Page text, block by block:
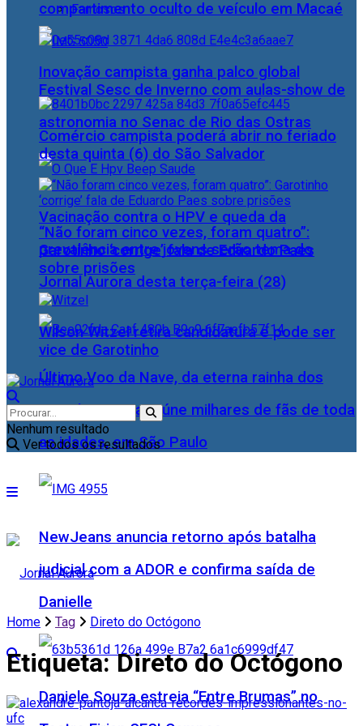
Famosos
Festival Sesc de Inverno com aulas-show de
astronomia no Senac de Rio das Ostras
Vacinação contra o HPV e queda da
prevalência entre jovens serão tema do
Jornal Aurora desta terça-feira (28)
Último Voo da Nave, da eterna rainha dos
Baixinhos, Xuxa reúne milhares de fãs de toda
as idades, em São Paulo
NewJeans anuncia retorno após batalha
judicial com a ADOR e confirma saída de
Danielle
Daniele Souza estreia “Entre Brumas” no
compartimento oculto de veículo em Macaé
Inovação campista ganha palco global
Comércio campista poderá abrir no feriado
desta quinta (6) do São Salvador
“Não foram cinco vezes, foram quatro”:
Garotinho ‘corrige’ fala de Eduardo Paes
sobre prisões
Wilson Witzel retira candidatura e pode ser
vice de Garotinho
Nenhum resultado
Ver todos os resultados
Home Tag Direto do Octógono
Etiqueta:Direto do Octógono